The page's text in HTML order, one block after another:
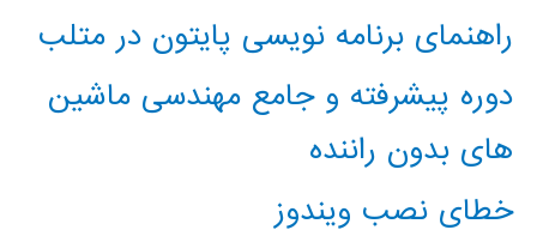
راهنمای برنامه نویسی پایتون در متلب
دوره پیشرفته و جامع مهندسی ماشین
های بدون راننده
خطای نصب ویندوز